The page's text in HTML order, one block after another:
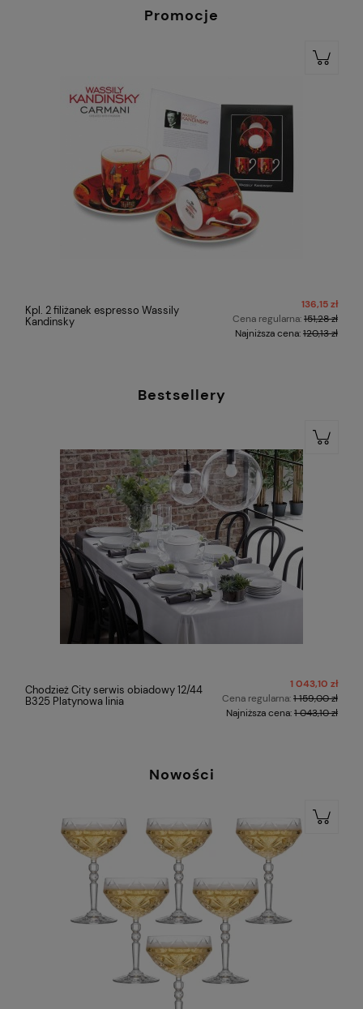
Promocje
Kpl. 2 filiżanek espresso Wassily
Kandinsky
136,15 zł
Cena regularna:151,28 zł
Najniższa cena:120,13 zł
Bestsellery
Chodzież City serwis obiadowy 12/44
B325 Platynowa linia
1 043,10 zł
Cena regularna:1 159,00 zł
Najniższa cena:1 043,10 zł
Nowości